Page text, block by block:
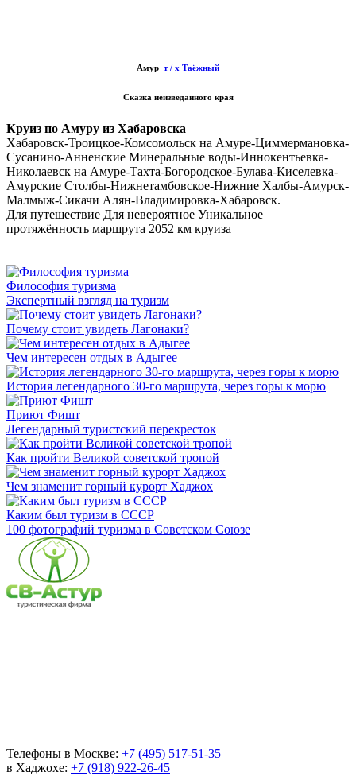
Амур т / х Таёжный
Сказка неизведанного края
Круиз по Амуру из Хабаровска
Хабаровск-Троицкое-Комсомольск на Амуре-Циммермановка-
Сусанино-Анненские Минеральные воды-Иннокентьевка-
Николаевск на Амуре-Тахта-Богородское-Булава-Киселевка-
Амурские Столбы-Нижнетамбовское-Нижние Халбы-Амурск-
Малмыж-Сикачи Алян-Владимировка-Хабаровск.
Для путешествие Для невероятное Уникальное
протяжённость маршрута 2052 км круиза
Философия туризма
Экспертный взгляд на туризм
Почему стоит увидеть Лагонаки?
Чем интересен отдых в Адыгее
История легендарного 30-го маршрута, через горы к морю
Приют Фишт
Легендарный туристский перекресток
Как пройти Великой советской тропой
Чем знаменит горный курорт Хаджох
Каким был туризм в СССР
100 фотографий туризма в Советском Союзе
Телефоны в Москве: +7 (495) 517-51-35
в Хаджохе: +7 (918) 922-26-45